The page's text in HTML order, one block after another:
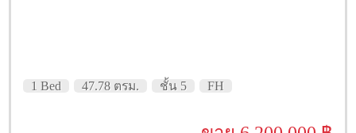
1 Bed 47.78 ตรม. ชั้น 5 FH